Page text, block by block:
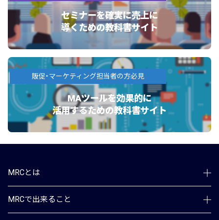
セミナーを確実に売上に
導くための教科書サイト
販促・マーケティング担当者の方必見
MAツールを効果的に
活用するための教科書サイト
MRCとは
MRCで出来ること